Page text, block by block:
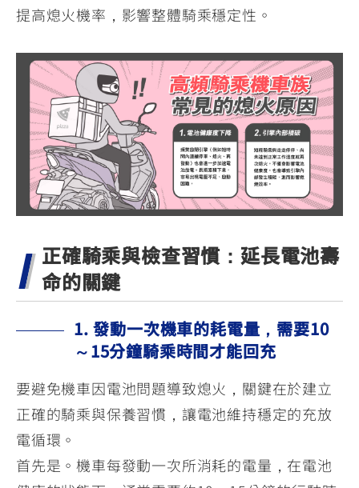
提高熄火機率，影響整體騎乘穩定性。
正確騎乘與檢查習慣：延長電池壽
命的關鍵
1. 發動一次機車的耗電量，需要10
～15分鐘騎乘時間才能回充
要避免機車因電池問題導致熄火，關鍵在於建立
正確的騎乘與保養習慣，讓電池維持穩定的充放
電循環。
首先是。機車每發動一次所消耗的電量，在電池